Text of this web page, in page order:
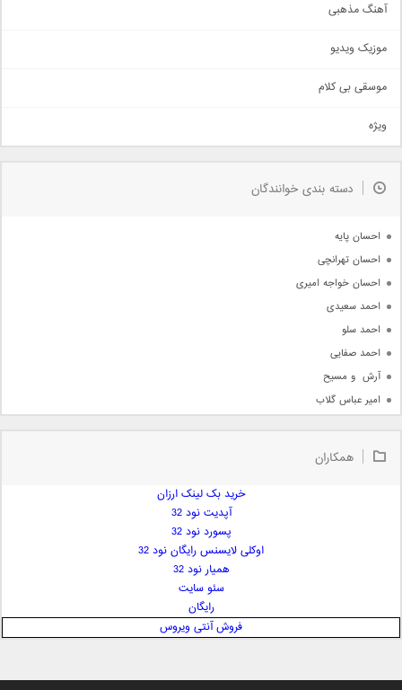
حماسی
سنتی
اهنگ بندرعباسی
دمو
مذهبی
جدیدترین ها
آهنگ مذهبی
موزیک ویدیو
موسقی بی کلام
ویژه
دسته بندی خوانندگان
احسان پایه
احسان تهرانچی
احسان خواجه امیری
احمد سعیدی
احمد سلو
احمد صفایی
آرش  و مسیح
امیر عباس گلاب
امیر علی
ایمان غلامی
بابک جهانبخش
همکاران
خرید بک لینک ارزان
آپدیت نود 32
پسورد نود 32
اوکلی لایسنس رایگان نود 32
همیار نود 32
سئو سایت
رایگان
فروش آنتی ویروس